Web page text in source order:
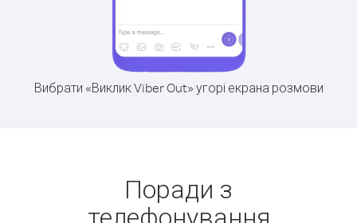
Вибрати «Виклик Viber Out» угорі екрана розмови
Поради з
телефонування